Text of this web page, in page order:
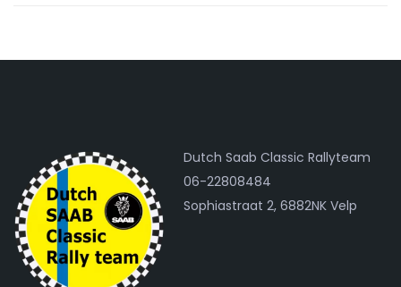
Dutch Saab Classic Rallyteam
06-22808484
Sophiastraat 2, 6882NK Velp